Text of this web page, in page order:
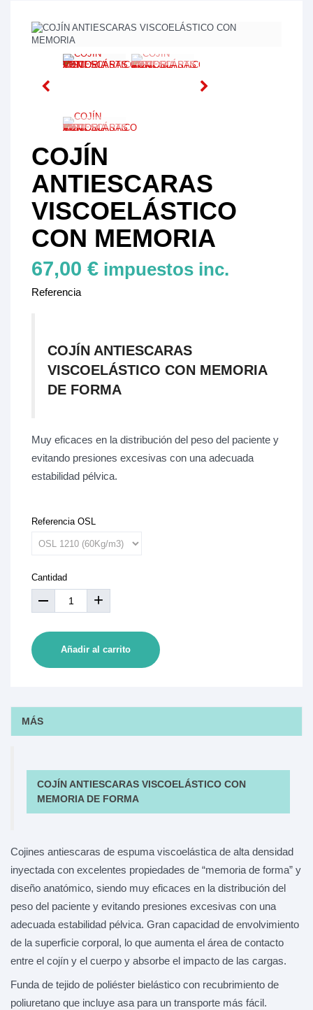
COJÍN
ANTIESCARAS
VISCOELÁSTICO
CON MEMORIA
67,00 € impuestos inc.
Referencia
COJÍN ANTIESCARAS
VISCOELÁSTICO CON MEMORIA
DE FORMA
Muy eficaces en la distribución del peso del paciente y
evitando presiones excesivas con una adecuada
estabilidad pélvica.
Referencia OSL
Cantidad
+
Añadir al carrito
MÁS
COJÍN ANTIESCARAS VISCOELÁSTICO CON
MEMORIA DE FORMA
Cojines antiescaras de espuma viscoelástica de alta densidad
inyectada con excelentes propiedades de “memoria de forma” y
diseño anatómico, siendo muy eficaces en la distribución del
peso del paciente y evitando presiones excesivas con una
adecuada estabilidad pélvica. Gran capacidad de envolvimiento
de la superficie corporal, lo que aumenta el área de contacto
entre el cojín y el cuerpo y absorbe el impacto de las cargas.
Funda de tejido de poliéster bielástico con recubrimiento de
poliuretano que incluye asa para un transporte más fácil.